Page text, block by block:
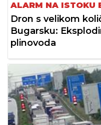
ALARM NA ISTOKU
Dron s velikom
Bugarsku:
plinovoda